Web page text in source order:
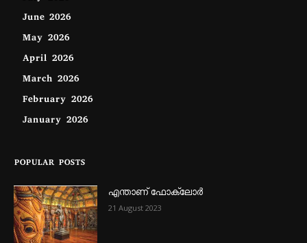
June 2026
May 2026
April 2026
March 2026
February 2026
January 2026
POPULAR POSTS
എന്താണ്‌ ഫോക്‌ലോർ
21 August 2023